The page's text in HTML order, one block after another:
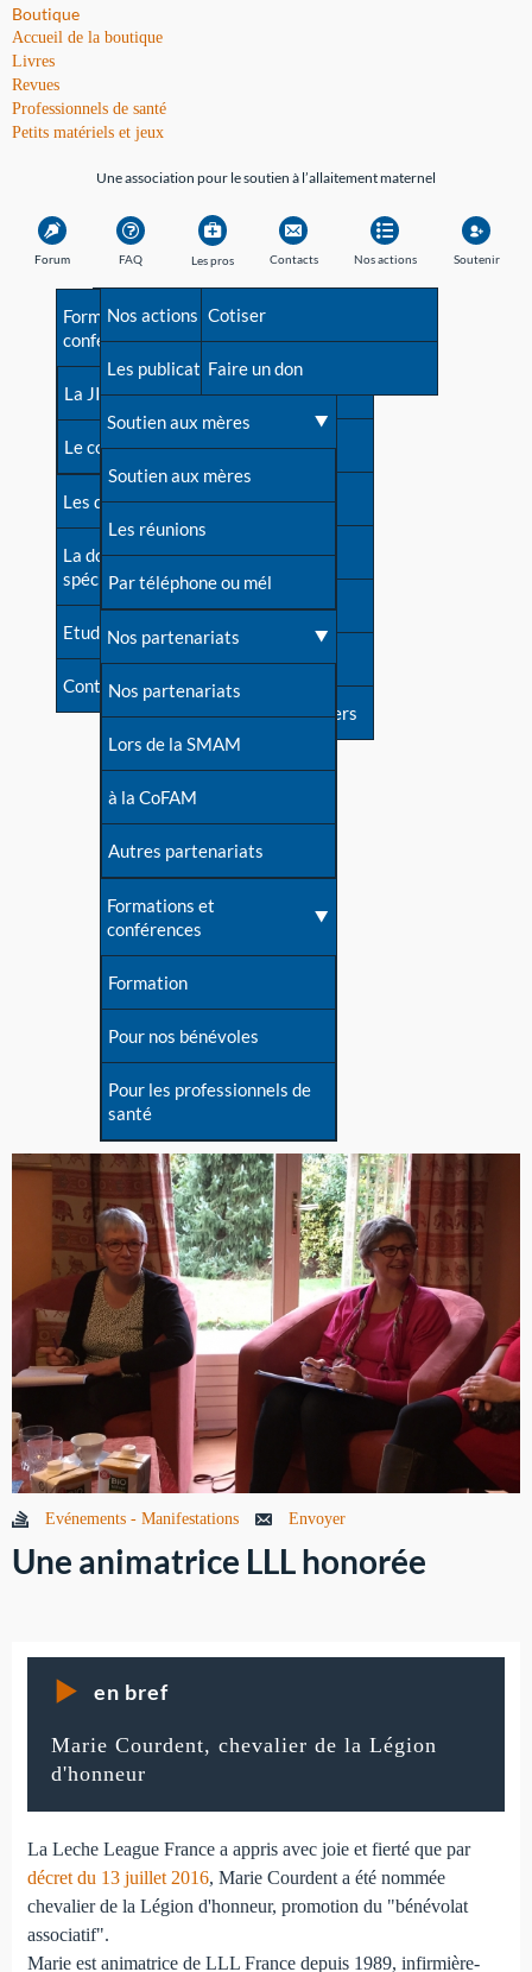
Boutique
Accueil de la boutique
Livres
Revues
Professionnels de santé
Petits matériels et jeux
Une association pour le soutien à l’allaitement maternel
Forum FAQ
Avant la naissance
Les débuts
Une difficulté d'allaitement ?
Cas particuliers
Mythes et vérités
Devenir animatrice ?
Une question sur le site
Les pros
Formations et
conférences
La JIA
Le congrès
Les dossiers de l'allaitement
La documentation
spécialisée
Etudes récentes
Contact
Contacts
Besoin d'aide?
Répertoire de tous les
contacts
Contact presse
Dossier de presse
Soutenir LLL
Livre d'or
Forum
S'inscrire à nos newsletters
Nos actions
Nos actions
Les publications
Soutien aux mères
Soutien aux mères
Les réunions
Par téléphone ou mél
Nos partenariats
Nos partenariats
Lors de la SMAM
à la CoFAM
Autres partenariats
Formations et
conférences
Formation
Pour nos bénévoles
Pour les professionnels de
santé
Soutenir
Cotiser
Faire un don
Evénements - Manifestations Envoyer
Une animatrice LLL honorée
en bref
Marie Courdent, chevalier de la Légion
d'honneur
La Leche League France a appris avec joie et fierté que par
décret du 13 juillet 2016, Marie Courdent a été nommée
chevalier de la Légion d'honneur, promotion du "bénévolat
associatif".
Marie est animatrice de LLL France depuis 1989, infirmière-